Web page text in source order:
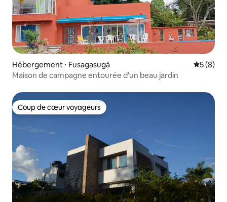
Hébergement ⋅ Fusagasugá
5 (8)
Maison de campagne entourée d'un beau jardin
Coup de cœur voyageurs
Coup de cœur voyageurs